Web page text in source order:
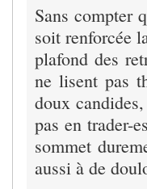
Sans compter
soit renforcée
plafond des
ne lisent pas
doux
pas en trader-
sommet
aussi à de